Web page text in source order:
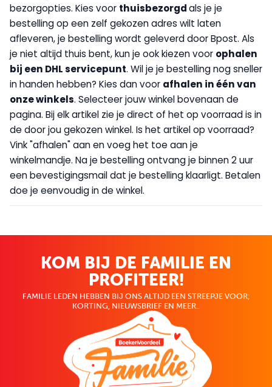
bezorgopties. Kies voor thuisbezorgdals je je
bestelling op een zelf gekozen adres wilt laten
afleveren, je bestelling wordt geleverd door Bpost. Als
je niet altijd thuis bent, kun je ook kiezen voor ophalen
bij een DHL servicepunt. Wil je je bestelling nog sneller
in handen hebben? Kies dan voor afhalen in één van
onze winkels. Selecteer jouw winkel bovenaan de
pagina. Bij elk artikel zie je direct of het op voorraad is in
de door jou gekozen winkel. Is het artikel op voorraad?
Vink "afhalen" aan en voeg het toe aan je
winkelmandje. Na je bestelling ontvang je binnen 2 uur
een bevestigingsmail dat je bestelling klaarligt. Betalen
doe je eenvoudig in de winkel.
KOM BIJ DE FAMILIE EN
PROFITEER!
FAMILIE LEDEN HEBBEN BIJ ONS ALTIJD EEN STREEPJE VOOR;
KORTING, NIEUWSBRIEF EN MEER..